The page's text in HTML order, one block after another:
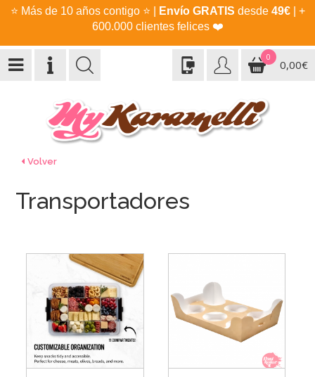
⭐ Más de 10 años contigo ⭐ Envío GRATIS desde 49€| +
600.000 clientes felices ❤️
0
0,00€
Volver
Transportadores